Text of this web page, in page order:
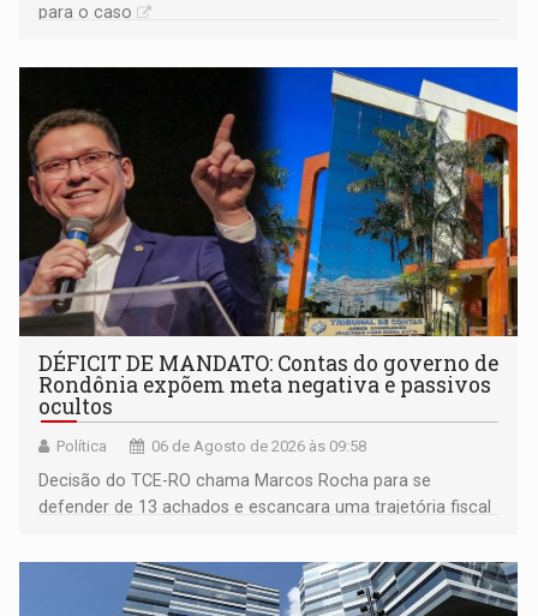
para o caso
DÉFICIT DE MANDATO: Contas do governo de
Rondônia expõem meta negativa e passivos
ocultos
Política 06 de Agosto de 2026 às 09:58
Decisão do TCE-RO chama Marcos Rocha para se
defender de 13 achados e escancara uma trajetória fiscal
mandato